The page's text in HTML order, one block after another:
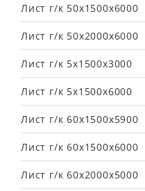
Лист г/к 50х1500х6000
Лист г/к 50х2000х6000
Лист г/к 5х1500х3000
Лист г/к 5х1500х6000
Лист г/к 60х1500х5900
Лист г/к 60х1500х6000
Лист г/к 60х2000х5000